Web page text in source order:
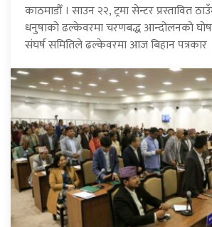
काठमाडौँ । साउन २२, ट्रमा सेन्टर प्रस्तावित
धनुषाको ढल्केवरमा चरणबद्ध आन्दोलनको
संघर्ष समितिले ढल्केवरमा आज बिहान पत्रकार